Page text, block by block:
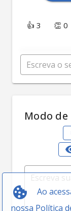
Ao
nossa Política
👍 3 👏 0
Modo de